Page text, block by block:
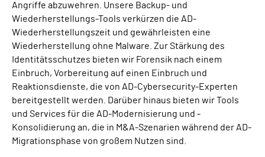
Angriffe abzuwehren. Unsere Backup- und
Wiederherstellungs-Tools verkürzen die AD-
Wiederherstellungszeit und gewährleisten eine
Wiederherstellung ohne Malware. Zur Stärkung des
Identitätsschutzes bieten wir Forensik nach einem
Einbruch, Vorbereitung auf einen Einbruch und
Reaktionsdienste, die von AD-Cybersecurity-Experten
bereitgestellt werden. Darüber hinaus bieten wir Tools
und Services für die AD-Modernisierung und -
Konsolidierung an, die in M&A-Szenarien während der AD-
Migrationsphase von großem Nutzen sind.